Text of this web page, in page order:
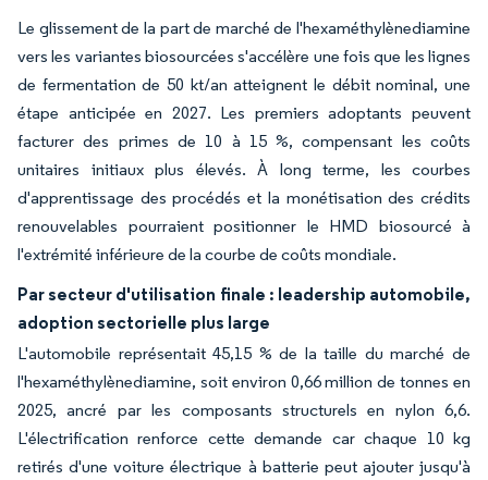
Le glissement de la part de marché de l'hexaméthylènediamine
vers les variantes biosourcées s'accélère une fois que les lignes
de fermentation de 50 kt/an atteignent le débit nominal, une
étape anticipée en 2027. Les premiers adoptants peuvent
facturer des primes de 10 à 15 %, compensant les coûts
unitaires initiaux plus élevés. À long terme, les courbes
d'apprentissage des procédés et la monétisation des crédits
renouvelables pourraient positionner le HMD biosourcé à
l'extrémité inférieure de la courbe de coûts mondiale.
Par secteur d'utilisation finale : leadership automobile,
adoption sectorielle plus large
L'automobile représentait 45,15 % de la taille du marché de
l'hexaméthylènediamine, soit environ 0,66 million de tonnes en
2025, ancré par les composants structurels en nylon 6,6.
L'électrification renforce cette demande car chaque 10 kg
retirés d'une voiture électrique à batterie peut ajouter jusqu'à